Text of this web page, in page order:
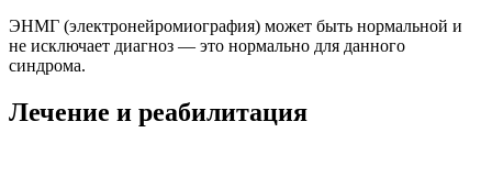
ЭНМГ (электронейромиография) может быть нормальной и
не исключает диагноз — это нормально для данного
синдрома.
Лечение и реабилитация